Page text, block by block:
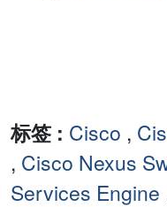
标签 : Cisco ,
, Cisco Nexus
Services Engine